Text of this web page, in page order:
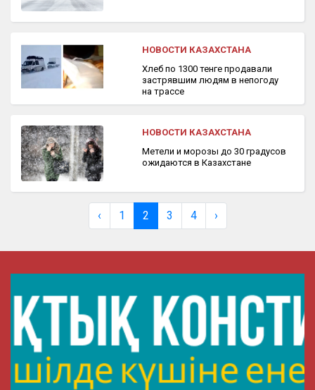
НОВОСТИ КАЗАХСТАНА
Хлеб по 1300 тенге продавали
застрявшим людям в непогоду
на трассе
НОВОСТИ КАЗАХСТАНА
Метели и морозы до 30 градусов
ожидаются в Казахстане
‹ 1 2 3 4 ›